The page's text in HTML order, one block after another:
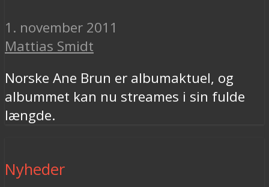
1. november 2011
Mattias Smidt
Norske Ane Brun er albumaktuel, og
albummet kan nu streames i sin fulde
længde.
Nyheder